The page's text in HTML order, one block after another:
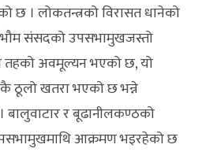
छ । लोकतन्त्रको विरासत धानेको
संसदको उपसभामुखजस्तो
तहको अवमूल्यन भएको छ, यो
ठूलो खतरा भएको छ भन्ने
बालुवाटार र बूढानीलकण्ठको
आक्रमण भइरहेको छ